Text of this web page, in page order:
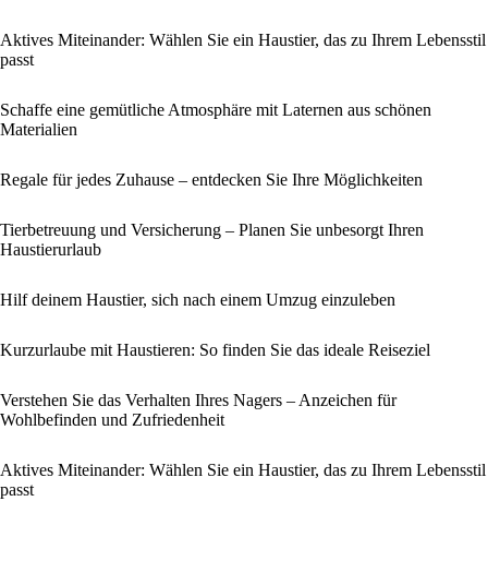
Aktives Miteinander: Wählen Sie ein Haustier, das zu Ihrem Lebensstil
passt
Schaffe eine gemütliche Atmosphäre mit Laternen aus schönen
Materialien
Regale für jedes Zuhause – entdecken Sie Ihre Möglichkeiten
Tierbetreuung und Versicherung – Planen Sie unbesorgt Ihren
Haustierurlaub
Hilf deinem Haustier, sich nach einem Umzug einzuleben
Kurzurlaube mit Haustieren: So finden Sie das ideale Reiseziel
Verstehen Sie das Verhalten Ihres Nagers – Anzeichen für
Wohlbefinden und Zufriedenheit
Aktives Miteinander: Wählen Sie ein Haustier, das zu Ihrem Lebensstil
passt